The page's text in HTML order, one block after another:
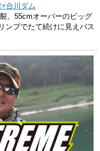
×合川ダム
。55cmオーバーのビッグ
ンプでたて続けに見えバス